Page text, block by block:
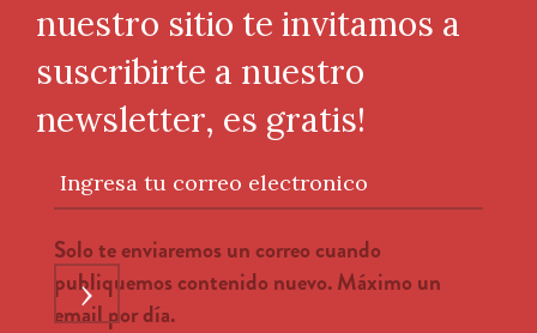
nuestro sitio te invitamos a
suscribirte a nuestro
newsletter, es gratis!
Ingresa tu correo electronico
Solo te enviaremos un correo cuando
publiquemos contenido nuevo. Máximo un
email por día.
›